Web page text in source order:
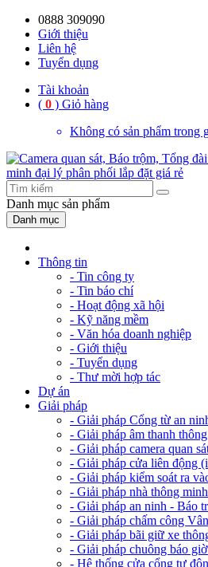
0888 309090
Giới thiệu
Liên hệ
Tuyển dụng
Tài khoản
( 0 ) Giỏ hàng
Không có sản phẩm trong
Danh mục sản phẩm
Danh mục
Thông tin
- Tin công ty
- Tin báo chí
- Hoạt động xã hội
- Kỹ năng mềm
- Văn hóa doanh nghiệp
- Giới thiệu
- Tuyển dụng
- Thư mời hợp tác
Dự án
Giải pháp
- Giải pháp Cổng từ an
- Giải pháp âm thanh
- Giải pháp camera quan
- Giải pháp cửa liên động
- Giải pháp kiểm soát ra
- Giải pháp nhà thông minh
- Giải pháp an ninh - Báo
- Giải pháp chấm công
- Giải pháp bãi giữ xe
- Giải pháp chuông báo
- Hệ thống cửa cổng tự